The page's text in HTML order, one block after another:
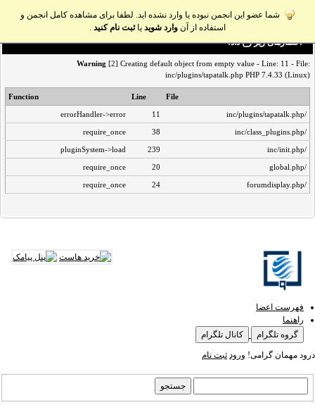
شما عضو این انجمن نبوده یا وارد نشده اید. لطفا برای مشاهده کامل انجمن و
استفاده از آن وارد شوید یاثبت نام کنید .
اخطار‌های زیر رخ داد:
Warning [2] Creating default object from empty value - Line: 11 - File:
inc/plugins/tapatalk.php PHP 7.4.33 (Linux)
File
Line
Function
/inc/plugins/tapatalk.php
11
errorHandler->error
/inc/class_plugins.php
38
require_once
/inc/init.php
239
pluginSystem->load
/global.php
20
require_once
/forumdisplay.php
24
require_once
فهرست اعضا
راهنما
گروه تلگرام
کانال تلگرام
درود مهمان گرامی! ورود ثبت نام